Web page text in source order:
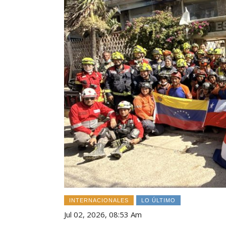
INTERNACIONALES LO ÚLTIMO
Jul 02, 2026, 08:53 Am